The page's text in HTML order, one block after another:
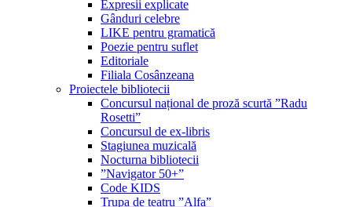
Expresii explicate
Gânduri celebre
LIKE pentru gramatică
Poezie pentru suflet
Editoriale
Filiala Cosânzeana
Proiectele bibliotecii
Concursul național de proză scurtă ”Radu
Rosetti”
Concursul de ex-libris
Stagiunea muzicală
Nocturna bibliotecii
”Navigator 50+”
Code KIDS
Trupa de teatru ”Alfa”